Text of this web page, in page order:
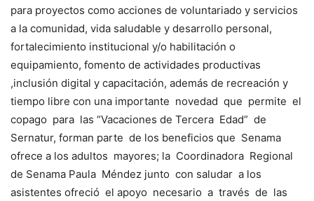
para proyectos como acciones de voluntariado y servicios
a la comunidad, vida saludable y desarrollo personal,
fortalecimiento institucional y/o habilitación o
equipamiento, fomento de actividades productivas
,inclusión digital y capacitación, además de recreación y
tiempo libre con una importante novedad que permite el
copago para las “Vacaciones de Tercera Edad” de
Sernatur, forman parte de los beneficios que Senama
ofrece a los adultos mayores; la Coordinadora Regional
de Senama Paula Méndez junto con saludar a los
asistentes ofreció el apoyo necesario a través de las